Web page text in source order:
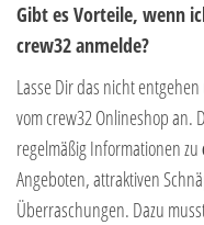
Gibt es Vorteile, wenn
crew32 anmelde?
Lasse Dir das nicht
vom crew32 Onlineshop an.
regelmäßig Informationen zu
Angeboten, attraktiven
Überraschungen. Dazu